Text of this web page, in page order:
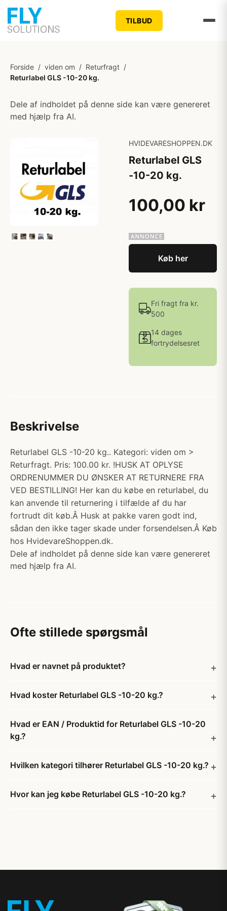
TILBUD
Forside / viden om / Returfragt /
Returlabel GLS -10-20 kg.
Dele af indholdet på denne side kan være genereret
med hjælp fra AI.
HVIDEVARESHOPPEN.DK
Returlabel GLS
-10-20 kg.
100,00 kr
Køb her
Fri fragt fra kr.
500
14 dages
fortrydelsesret
Beskrivelse
Returlabel GLS -10-20 kg.. Kategori: viden om >
Returfragt. Pris: 100.00 kr. !HUSK AT OPLYSE
ORDRENUMMER DU ØNSKER AT RETURNERE FRA
VED BESTILLING! Her kan du købe en returlabel, du
kan anvende til returnering i tilfælde af du har
fortrudt dit køb.Â Husk at pakke varen godt ind,
sådan den ikke tager skade under forsendelsen.Â Køb
hos HvidevareShoppen.dk.
Dele af indholdet på denne side kan være genereret
med hjælp fra AI.
Ofte stillede spørgsmål
Hvad er navnet på produktet?
Hvad koster Returlabel GLS -10-20 kg.?
Hvad er EAN / Produktid for Returlabel GLS -10-20
kg.?
Hvilken kategori tilhører Returlabel GLS -10-20 kg.?
Hvor kan jeg købe Returlabel GLS -10-20 kg.?